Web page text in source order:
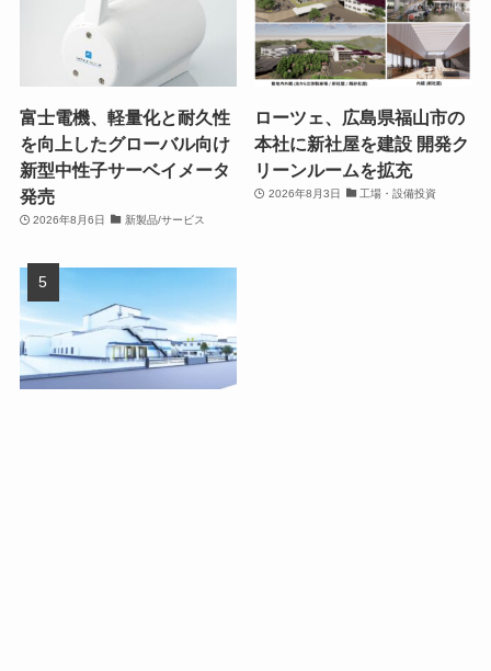
富士電機、軽量化と耐久性
を向上したグローバル向け
新型中性子サーベイメータ
発売
2026年8月6日 新製品/サービス
ローツェ、広島県福山市の
本社に新社屋を建設 開発ク
リーンルームを拡充
2026年8月3日 工場・設備投資